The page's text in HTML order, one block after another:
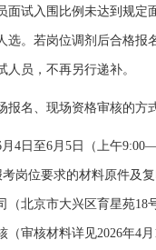
试入围比例未达到规定
选。若岗位调剂后合格报
人员，不再另行递补。
名、现场资格审核的方式
日至6月5日（上午
岗位要求的材料原件及
（北京市大兴区育星苑18
（审核材料详见2026年4